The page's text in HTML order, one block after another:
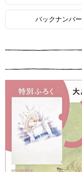
バックナンバー